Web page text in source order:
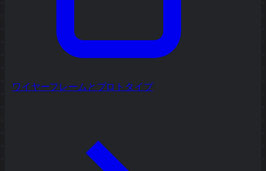
ワイヤーフレームとプロトタイプ